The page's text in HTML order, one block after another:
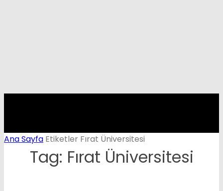
Ana Sayfa Etiketler Fırat Üniversitesi
Tag: Fırat Üniversitesi